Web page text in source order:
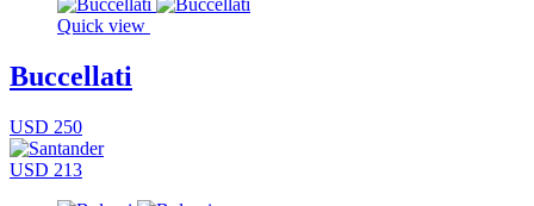
Quick view
Buccellati
USD 250
USD 213